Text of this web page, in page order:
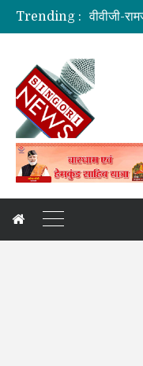
Trending :
वीवीजी-
15 अगस्त
कांवड़